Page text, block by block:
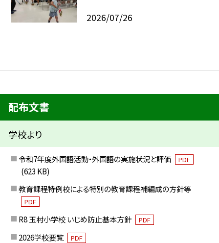
2026/07/26
配布文書
学校より
令和7年度外国語活動・外国語の実施状況と評価 PDF
(623 KB)
教育課程特例校による特別の教育課程補編成の方針等
PDF
R8 玉村小学校 いじめ防止基本方針 PDF
2026学校要覧 PDF